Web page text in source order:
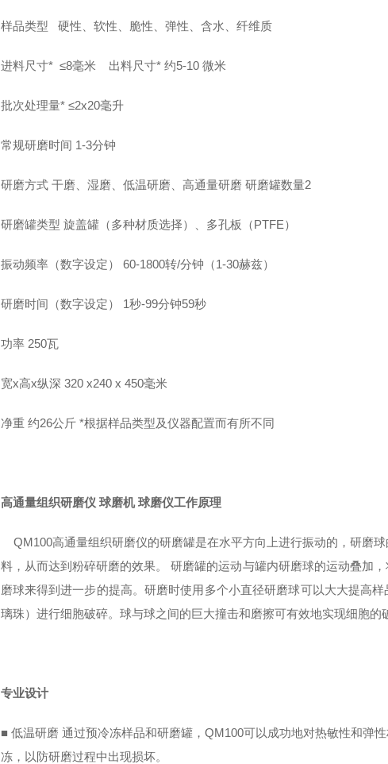
样品类型 硬性、软性、脆性、弹性、含水、纤维质
进料尺寸* ≤8毫米 出料尺寸* 约5-10 微米
批次处理量* ≤2x20毫升
常规研磨时间 1-3分钟
研磨方式 干磨、湿磨、低温研磨、高通量研磨 研磨罐数量2
研磨罐类型 旋盖罐（多种材质选择）、多孔板（PTFE）
振动频率（数字设定） 60-1800转/分钟（1-30赫兹）
研磨时间（数字设定） 1秒-99分钟59秒
功率 250瓦
宽x高x纵深 320 x240 x 450毫米
净重 约26公斤 *根据样品类型及仪器配置而有所不同
高通量组织研磨仪 球磨机 球磨仪工作原理
QM100高通量组织研磨仪的研磨罐是在水平方向上进行振动的，研磨
料，从而达到粉碎研磨的效果。 研磨罐的运动与罐内研磨球的运动叠加
磨球来得到进一步的提高。研磨时使用多个小直径研磨球可以大大提高
璃珠）进行细胞破碎。球与球之间的巨大撞击和磨擦可有效地实现细胞的
专业设计
■ 低温研磨 通过预冷冻样品和研磨罐，QM100可以成功地对热敏性和弹
冻，以防研磨过程中出现损坏。